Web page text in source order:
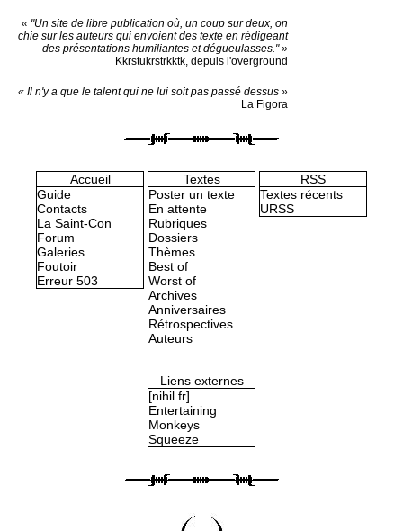
« "Un site de libre publication où, un coup sur deux, on
chie sur les auteurs qui envoient des texte en rédigeant
des présentations humiliantes et dégueulasses." »
Kkrstukrstrkktk, depuis l'overground
« Il n'y a que le talent qui ne lui soit pas passé dessus »
La Figora
Accueil
Guide
Contacts
La Saint-Con
Forum
Galeries
Foutoir
Erreur 503
Textes
Poster un texte
En attente
Rubriques
Dossiers
Thèmes
Best of
Worst of
Archives
Anniversaires
Rétrospectives
Auteurs
RSS
Textes récents
URSS
Liens externes
[nihil.fr]
Entertaining
Monkeys
Squeeze